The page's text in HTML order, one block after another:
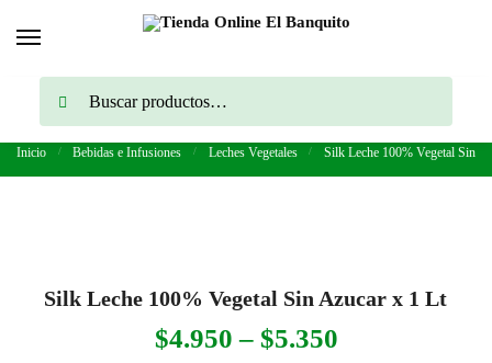
Buscar
Inicio / Bebidas e Infusiones / Leches Vegetales / Silk Leche 100% Vegetal Sin
Silk Leche 100% Vegetal Sin Azucar x 1 Lt
$4.950 – $5.350Rango